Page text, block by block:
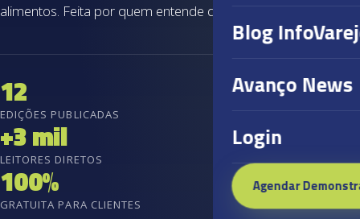
Blog
Avanço News
Login
Agendar
alimentos. Feita por quem entende do setor.
12
EDIÇÕES PUBLICADAS
+3 mil
LEITORES DIRETOS
100%
GRATUITA PARA CLIENTES